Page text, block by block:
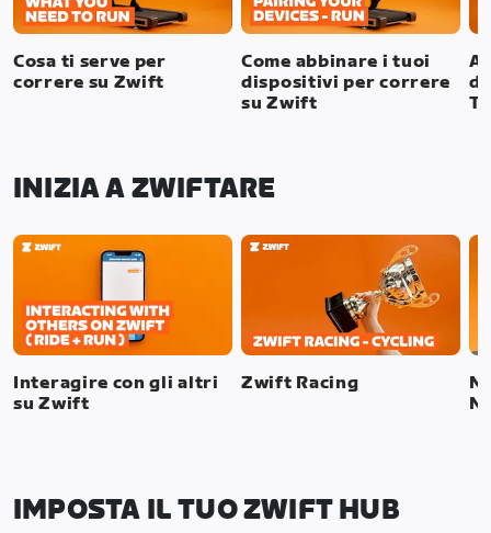
Cosa ti serve per
correre su Zwift
Come abbinare i tuoi
dispositivi per correre
su Zwift
INIZIA A ZWIFTARE
Interagire con gli altri
su Zwift
Zwift Racing
IMPOSTA IL TUO ZWIFT HUB